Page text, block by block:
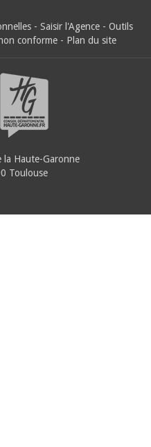
- Saisir l'Agence - Outils
conforme - Plan du site
la Haute-Garonne
Toulouse